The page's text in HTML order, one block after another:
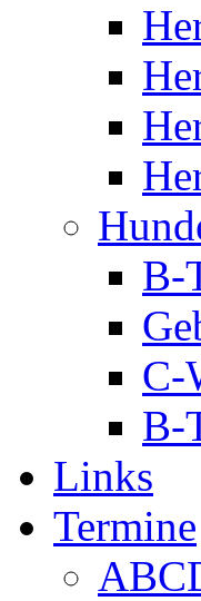
B-
C-
B-
Links
Termine